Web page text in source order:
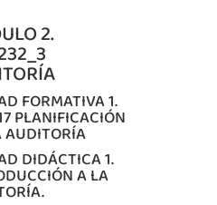
2.
FORMATIVA 1.
PLANIFICACIÓN
AUDITORÍA
DIDÁCTICA 1.
A LA